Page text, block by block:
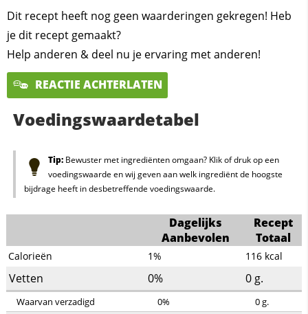
Dit recept heeft nog geen waarderingen gekregen! Heb
je dit recept gemaakt?
Help anderen & deel nu je ervaring met anderen!
REACTIE ACHTERLATEN
Voedingswaardetabel
Tip:Bewuster met ingrediënten omgaan? Klik of druk op een
voedingswaarde en wij geven aan welk ingrediënt de hoogste
bijdrage heeft in desbetreffende voedingswaarde.
Dagelijks
Aanbevolen
Recept
Totaal
Calorieën 1% 116 kcal
Vetten 0% 0 g.
Waarvan verzadigd 0% 0g.